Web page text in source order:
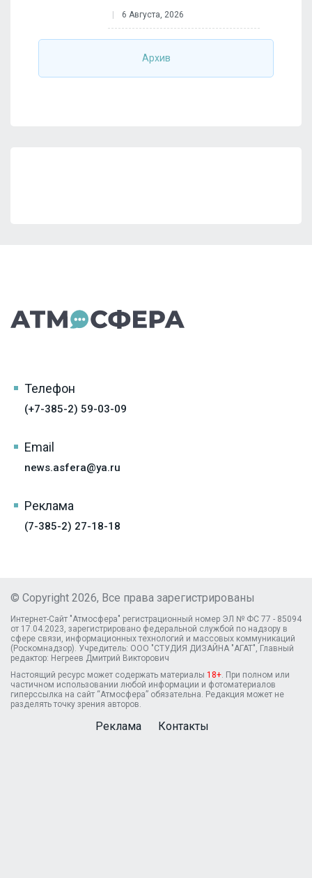
6 Августа, 2026
Архив
Телефон
(+7-385-2) 59-03-09
Email
news.asfera@ya.ru
Реклама
(7-385-2) 27-18-18
© Copyright 2026, Все права зарегистрированы
Интернет-Сайт "Атмосфера" регистрационный номер ЭЛ № ФС 77 - 85094
от 17.04.2023, зарегистрировано федеральной службой по надзору в
сфере связи, информационных технологий и массовых коммуникаций
(Роскомнадзор). Учредитель: ООО "СТУДИЯ ДИЗАЙНА "АГАТ", Главный
редактор: Негреев Дмитрий Викторович
Настоящий ресурс может содержать материалы 18+. При полном или
частичном использовании любой информации и фотоматериалов
гиперссылка на сайт “Атмосфера” обязательна. Редакция может не
разделять точку зрения авторов.
Реклама Контакты